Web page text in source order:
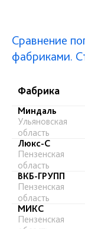
Сравнение
фабриками.
Фабрика
Миндаль
Ульяновская
область
Люкс-С
Пензенская
область
ВКБ-ГРУПП
Пензенская
область
МИКС
Пензенская